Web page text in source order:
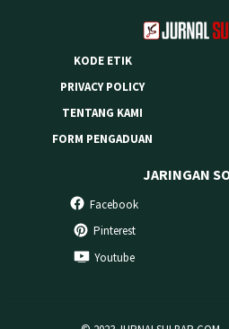
KODE ETIK
PRIVACY POLICY
TENTANG KAMI
FORM PENGADUAN
JARINGAN
Facebook
Pinterest
Youtube